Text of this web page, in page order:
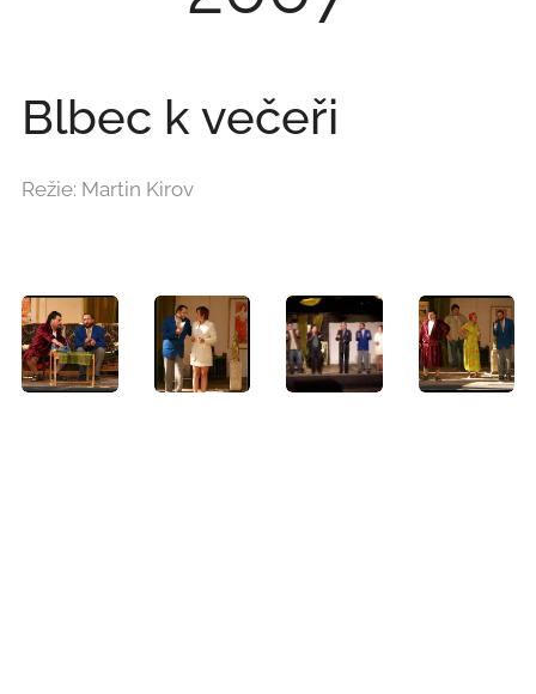
Blbec k večeři
Režie: Martin Kirov